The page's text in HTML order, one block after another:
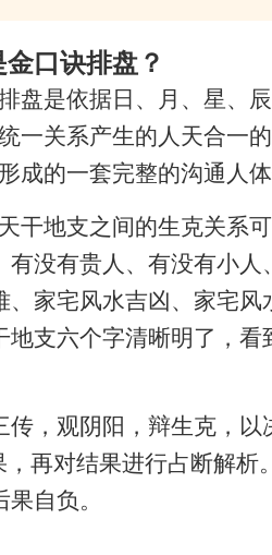
口诀排盘？
盘是依据日、月、星、
一关系产生的人天合一
成的一套完整的沟通人
干地支之间的生克关系
没有贵人、有没有小
、家宅风水吉凶、家宅
支六个字清晰明了，看
，观阴阳，辩生克，
，再对结果进行占断解
自负。